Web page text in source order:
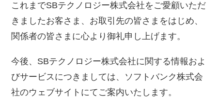
これまでSBテクノロジー株式会社をご愛顧いただ
きましたお客さま、お取引先の皆さまをはじめ、
関係者の皆さまに心より御礼申し上げます。
今後、SBテクノロジー株式会社に関する情報およ
びサービスにつきましては、ソフトバンク株式会
社のウェブサイトにてご案内いたします。